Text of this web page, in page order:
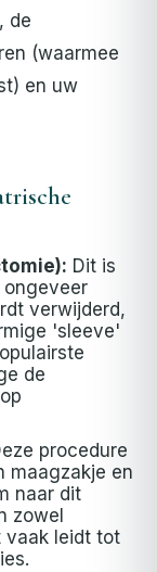
de
(waarmee
en uw
Dit is
verwijderd,
'sleeve'
de
procedure
maagzakje en
naar dit
zowel
vaak leidt tot